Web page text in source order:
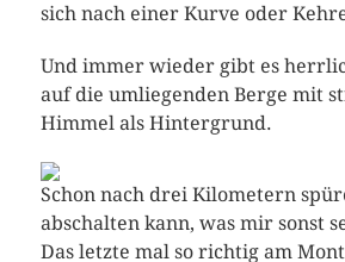
sich nach einer Kurve oder
Und immer wieder gibt es
auf die umliegenden Berge mit
Himmel als Hintergrund.
Schon nach drei Kilometern
abschalten kann, was mir sonst
Das letzte mal so richtig am